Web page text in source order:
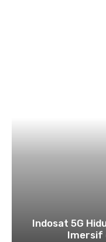
Indosat 5G
Imersif